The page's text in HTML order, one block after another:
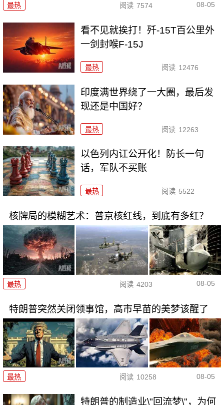
最热 阅读 7574 08-05
看不见就挨打！歼-15T百公里外
一剑封喉F-15J
最热 阅读 12476
印度满世界绕了一大圈，最后发
现还是中国好？
最热 阅读 12263
以色列内讧公开化！防长一句
话，军队不买账
最热 阅读 5522
核牌局的模糊艺术：普京核红线，到底有多红？
最热 阅读 4203 08-05
特朗普突然关闭领事馆，高市早苗的美梦该醒了
最热 阅读 10258 08-05
特朗普的制造业\"回流梦\"，为何